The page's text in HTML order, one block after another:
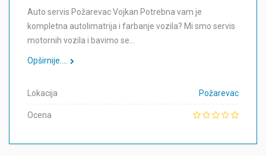
Auto servis Požarevac Vojkan Potrebna vam je
kompletna autolimatrija i farbanje vozila? Mi smo servis
motornih vozila i bavimo se…
Opširnije....
Lokacija Požarevac
Ocena